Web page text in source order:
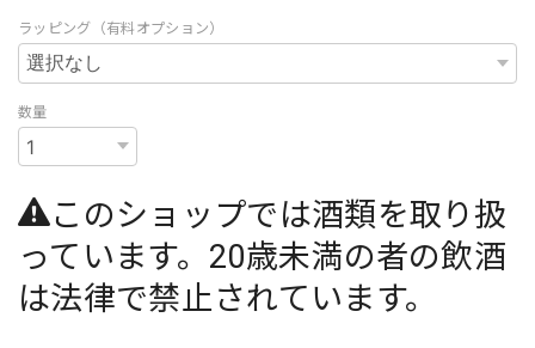
ラッピング（有料オプション）
数量
このショップでは酒類を取り扱
っています。20歳未満の者の飲酒
は法律で禁止されています。